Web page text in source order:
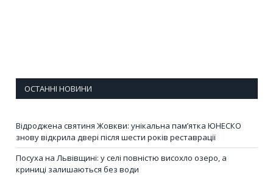
ОСТАННІ НОВИНИ
Відроджена святиня Жовкви: унікальна пам’ятка ЮНЕСКО
знову відкрила двері після шести років реставрації
Посуха на Львівщині: у селі повністю висохло озеро, а
криниці залишаються без води